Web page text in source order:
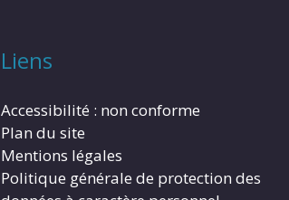
Liens
Accessibilité : non conforme
Plan du site
Mentions légales
Politique générale de protection des